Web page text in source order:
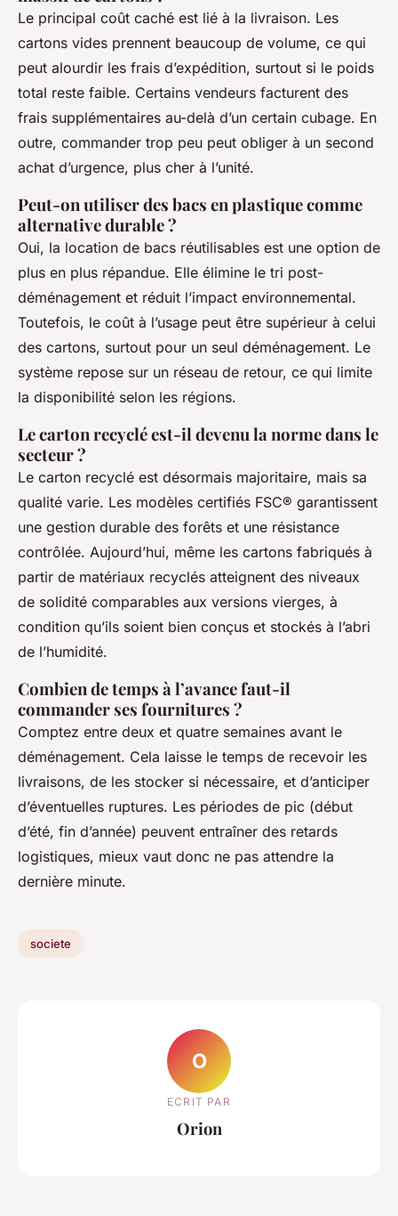
Le principal coût caché est lié à la livraison. Les
cartons vides prennent beaucoup de volume, ce qui
peut alourdir les frais d’expédition, surtout si le poids
total reste faible. Certains vendeurs facturent des
frais supplémentaires au-delà d’un certain cubage. En
outre, commander trop peu peut obliger à un second
achat d’urgence, plus cher à l’unité.
Peut-on utiliser des bacs en plastique comme
alternative durable ?
Oui, la location de bacs réutilisables est une option de
plus en plus répandue. Elle élimine le tri post-
déménagement et réduit l’impact environnemental.
Toutefois, le coût à l’usage peut être supérieur à celui
des cartons, surtout pour un seul déménagement. Le
système repose sur un réseau de retour, ce qui limite
la disponibilité selon les régions.
Le carton recyclé est-il devenu la norme dans le
secteur ?
Le carton recyclé est désormais majoritaire, mais sa
qualité varie. Les modèles certifiés FSC® garantissent
une gestion durable des forêts et une résistance
contrôlée. Aujourd’hui, même les cartons fabriqués à
partir de matériaux recyclés atteignent des niveaux
de solidité comparables aux versions vierges, à
condition qu’ils soient bien conçus et stockés à l’abri
de l’humidité.
Combien de temps à l’avance faut-il
commander ses fournitures ?
Comptez entre deux et quatre semaines avant le
déménagement. Cela laisse le temps de recevoir les
livraisons, de les stocker si nécessaire, et d’anticiper
d’éventuelles ruptures. Les périodes de pic (début
d’été, fin d’année) peuvent entraîner des retards
logistiques, mieux vaut donc ne pas attendre la
dernière minute.
societe
O
ECRIT PAR
Orion